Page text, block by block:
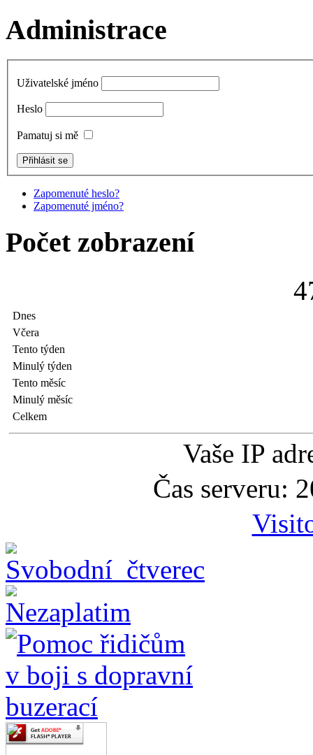
Administrace
Uživatelské jméno
Heslo
Pamatuj si mě
Zapomenuté heslo?
Zapomenuté jméno?
Počet zobrazení
4
Dnes
Včera
Tento týden
Minulý týden
Tento měsíc
Minulý měsíc
Celkem
Vaše IP
Čas serveru: